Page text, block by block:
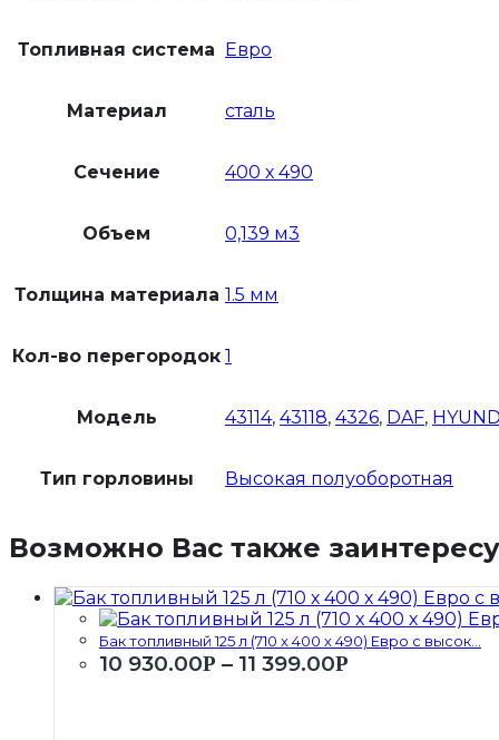
Топливная система Евро
Материал сталь
Сечение 400 х 490
Объем 0,139 м3
Толщина материала 1.5 мм
Кол-во перегородок 1
Модель 43114, 43118, 4326, DAF,
Тип горловины Высокая полуоборотная
Возможно Вас также
Бак топливный 125 л (710 х 400 х 490) Евро с высок...
10 930.00Р – 11 399.00Р